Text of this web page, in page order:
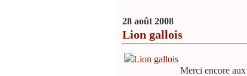
28 août 2008
Lion gallois
Merci encore